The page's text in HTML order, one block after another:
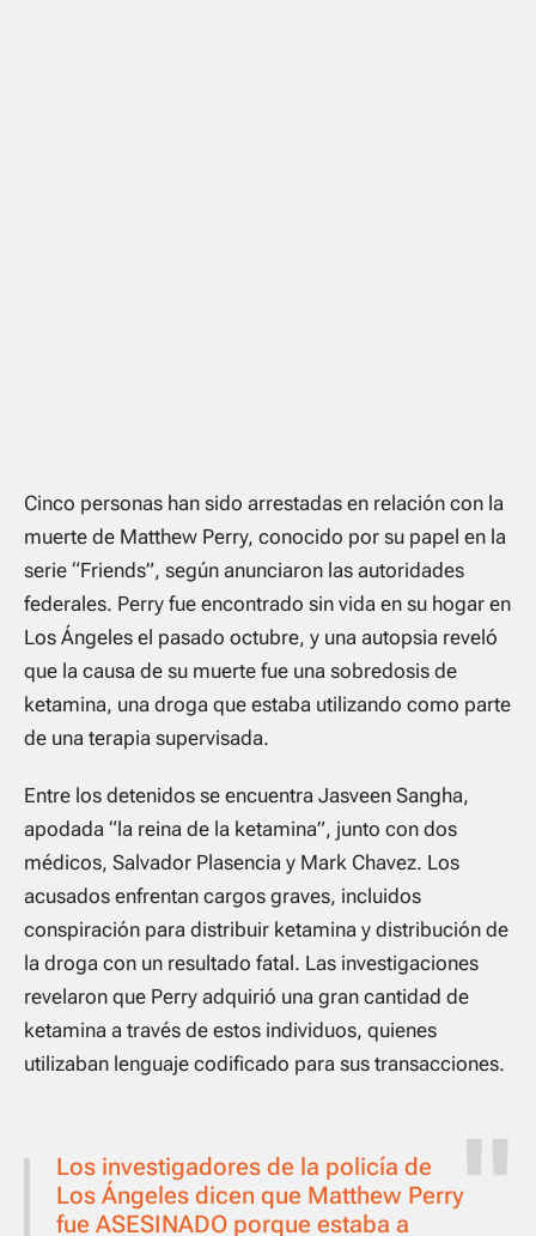
Cinco personas han sido arrestadas en relación con la
muerte de Matthew Perry, conocido por su papel en la
serie “Friends”, según anunciaron las autoridades
federales. Perry fue encontrado sin vida en su hogar en
Los Ángeles el pasado octubre, y una autopsia reveló
que la causa de su muerte fue una sobredosis de
ketamina, una droga que estaba utilizando como parte
de una terapia supervisada.
Entre los detenidos se encuentra Jasveen Sangha,
apodada “la reina de la ketamina”, junto con dos
médicos, Salvador Plasencia y Mark Chavez. Los
acusados enfrentan cargos graves, incluidos
conspiración para distribuir ketamina y distribución de
la droga con un resultado fatal. Las investigaciones
revelaron que Perry adquirió una gran cantidad de
ketamina a través de estos individuos, quienes
utilizaban lenguaje codificado para sus transacciones.
Los investigadores de la policía de
Los Ángeles dicen que Matthew Perry
fue ASESINADO porque estaba a